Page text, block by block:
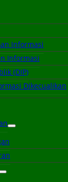
Informasi
Informasi
(DIP)
Dikecualikan